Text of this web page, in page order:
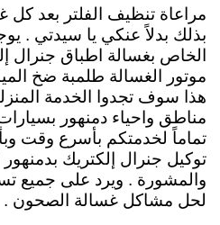
مراعاة تنظيف الفلتر بعد كل
بذلك بدلاً عنكي يا سيدتي .
الخاص بغسالة اطباق جنرال
موتور الغسالة طلمبة ضخ
هذا سوف تجدوا الخدمة
مناطق واحياء دمنهور
تماماً لخدمتكم بأسرع وقت
توكيل جنرال إلكتريك
والمشورة . ويرد على جميع
لحل مشاكل غسالة الصحون .